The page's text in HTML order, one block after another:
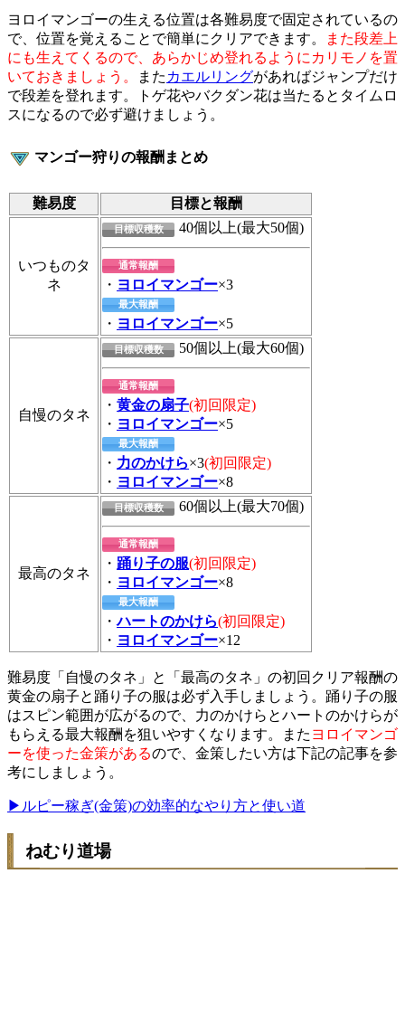
ヨロイマンゴーの生える位置は各難易度で固定されているの
で、位置を覚えることで簡単にクリアできます。
また段差上
にも生えてくるので、あらかじめ登れるようにカリモノを置
いておきましょう。
また カエルリングがあればジャンプだけ
で段差を登れます。トゲ花やバクダン花は当たるとタイムロ
スになるので必ず避けましょう。
マンゴー狩りの報酬まとめ
難易度 目標と報酬
いつものタ
ネ
目標収穫数 40個以上(最大50個)
通常報酬
・ ヨロイマンゴー×3
最大報酬
・ ヨロイマンゴー×5
自慢のタネ
目標収穫数 50個以上(最大60個)
通常報酬
・ 黄金の扇子(初回限定)
・ ヨロイマンゴー×5
最大報酬
・ 力のかけら×3(初回限定)
・ ヨロイマンゴー×8
最高のタネ
目標収穫数 60個以上(最大70個)
通常報酬
・ 踊り子の服(初回限定)
・ ヨロイマンゴー×8
最大報酬
・ハートのかけら(初回限定)
・ ヨロイマンゴー×12
難易度「自慢のタネ」と「最高のタネ」の初回クリア報酬の
黄金の扇子と踊り子の服は必ず入手しましょう。踊り子の服
はスピン範囲が広がるので、力のかけらとハートのかけらが
もらえる最大報酬を狙いやすくなります。また ヨロイマンゴ
ーを使った金策があるので、金策したい方は下記の記事を参
考にしましょう。
▶ルピー稼ぎ(金策)の効率的なやり方と使い道
ねむり道場